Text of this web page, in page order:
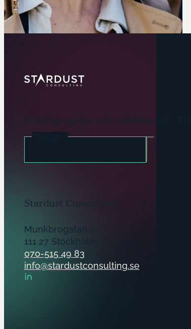
Kunskap, guider och webbinarier?
Stardust Consulting
Munkbrogatan 2
111 27 Stockholm
070-515 49 83
info@stardustconsulting.se